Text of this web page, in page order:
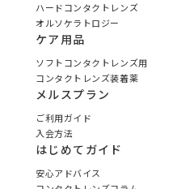
ハードコンタクトレンズ
オルソケラトロジー
ケア用品
ソフトコンタクトレンズ用
コンタクトレンズ装着薬
メルスプラン
ご利用ガイド
入会方法
はじめてガイド
安心アドバイス